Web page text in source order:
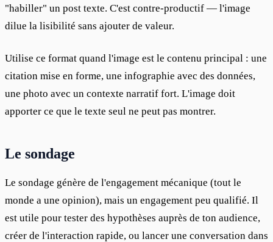
"habiller" un post texte. C'est contre-productif — l'image
dilue la lisibilité sans ajouter de valeur.
Utilise ce format quand l'image est le contenu principal : une
citation mise en forme, une infographie avec des données,
une photo avec un contexte narratif fort. L'image doit
apporter ce que le texte seul ne peut pas montrer.
Le sondage
Le sondage génère de l'engagement mécanique (tout le
monde a une opinion), mais un engagement peu qualifié. Il
est utile pour tester des hypothèses auprès de ton audience,
créer de l'interaction rapide, ou lancer une conversation dans